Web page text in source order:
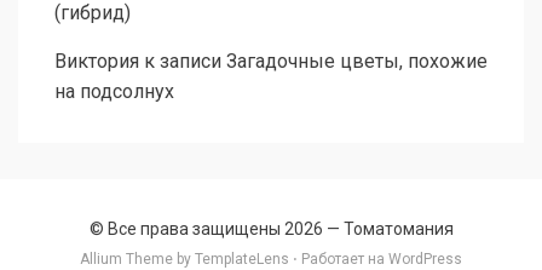
(гибрид)
Виктория к записи Загадочные цветы, похожие
на подсолнух
© Все права защищены 2026 — Томатомания
Allium Theme by TemplateLens ⋅ Работает на WordPress